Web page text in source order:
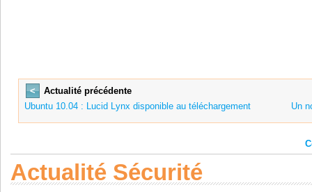
<
Actualité précédente
Ubuntu 10.04 : Lucid Lynx disponible au téléchargement
Un
Actualité Sécurité